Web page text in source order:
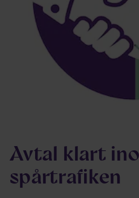
Avtal klart
spårtrafiken